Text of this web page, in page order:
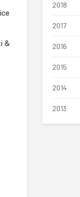
&
2018
2017
2016
2015
2014
2013